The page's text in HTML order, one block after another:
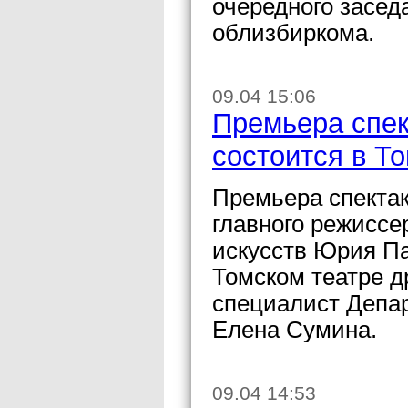
очередного
облизбиркома.
09.04 15:06
Премьера
состоится в
Премьера
главного
искусств Юрия
Томском театре
специалист
Елена Сумина.
09.04 14:53